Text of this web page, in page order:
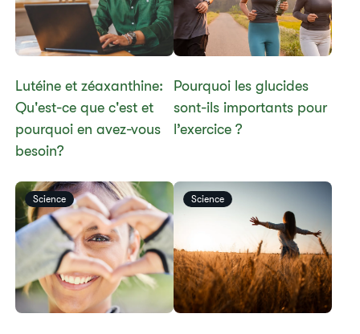
​​Lutéine et zéaxanthine:
Qu'est-ce que c'est et
pourquoi en avez-vous
besoin?​
​​Pourquoi les glucides
sont-ils importants pour
l’exercice ?​
Science Science